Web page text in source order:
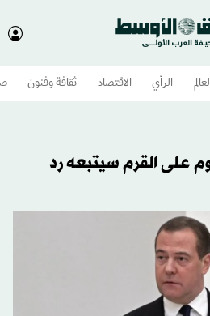
الرأي الاقتصاد ثقافة وفنون
على القرم سيتبعه رد